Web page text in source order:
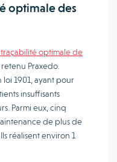
optimale des
optimale de
Praxedo.
loi 1901, ayant pour
insuffisants
Parmi eux, cinq
de plus de
réalisent environ 1